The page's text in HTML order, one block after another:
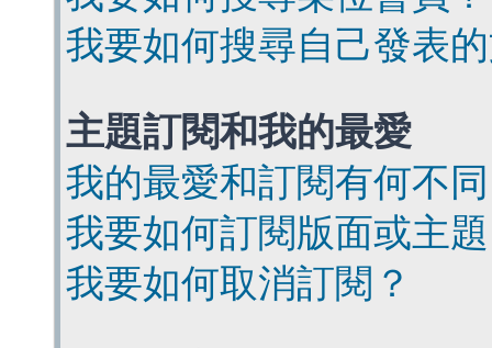
我要如何搜尋自己發表
主題訂閱和我的最愛
我的最愛和訂閱有何不
我要如何訂閱版面或主
我要如何取消訂閱？